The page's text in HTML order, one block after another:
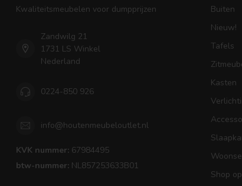
Kwaliteitsmeubelen voor dumpprijzen
Zandwilg 21
1731 LS Winkel
Nederland
0224-850 926
info@houtenmeubeloutlet.nl
KVK nummer: 67984495
btw-nummer: NL857253633B01
Buiten
Nieuw!
Tafels
Kasten
Shop